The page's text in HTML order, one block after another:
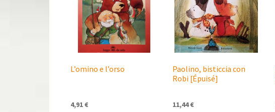
L’omino e l’orso
4,91€
Paolino, bisticcia con
Robi [Épuisé]
11,44€